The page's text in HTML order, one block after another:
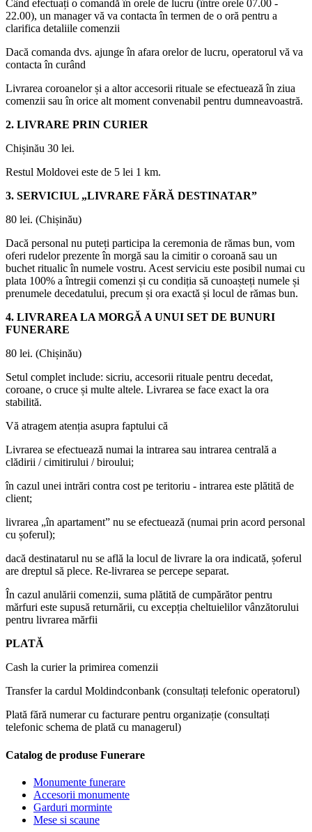
Când efectuați o comandă în orele de lucru (între orele 07.00 -
22.00), un manager vă va contacta în termen de o oră pentru a
clarifica detaliile comenzii
Dacă comanda dvs. ajunge în afara orelor de lucru, operatorul vă va
contacta în curând
Livrarea coroanelor și a altor accesorii rituale se efectuează în ziua
comenzii sau în orice alt moment convenabil pentru dumneavoastră.
2. LIVRARE PRIN CURIER
Chișinău 30 lei.
Restul Moldovei este de 5 lei 1 km.
3. SERVICIUL „LIVRARE FĂRĂ DESTINATAR”
80 lei. (Chișinău)
Dacă personal nu puteți participa la ceremonia de rămas bun, vom
oferi rudelor prezente în morgă sau la cimitir o coroană sau un
buchet ritualic în numele vostru. Acest serviciu este posibil numai cu
plata 100% a întregii comenzi și cu condiția să cunoașteți numele și
prenumele decedatului, precum și ora exactă și locul de rămas bun.
4. LIVRAREA LA MORGĂ A UNUI SET DE BUNURI
FUNERARE
80 lei. (Chișinău)
Setul complet include: sicriu, accesorii rituale pentru decedat,
coroane, o cruce și multe altele. Livrarea se face exact la ora
stabilită.
Vă atragem atenția asupra faptului că
Livrarea se efectuează numai la intrarea sau intrarea centrală a
clădirii / cimitirului / biroului;
în cazul unei intrări contra cost pe teritoriu - intrarea este plătită de
client;
livrarea „în apartament” nu se efectuează (numai prin acord personal
cu șoferul);
dacă destinatarul nu se află la locul de livrare la ora indicată, șoferul
are dreptul să plece. Re-livrarea se percepe separat.
În cazul anulării comenzii, suma plătită de cumpărător pentru
mărfuri este supusă returnării, cu excepția cheltuielilor vânzătorului
pentru livrarea mărfii
PLATĂ
Cash la curier la primirea comenzii
Transfer la cardul Moldindconbank (consultați telefonic operatorul)
Plată fără numerar cu facturare pentru organizație (consultați
telefonic schema de plată cu managerul)
Catalog de produse Funerare
Monumente funerare
Accesorii monumente
Garduri morminte
Mese si scaune